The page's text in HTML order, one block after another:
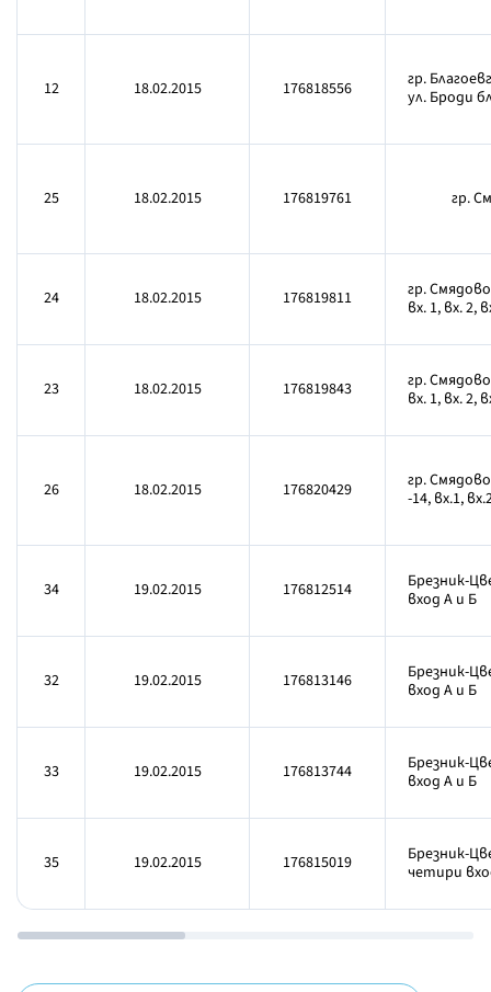
12 18.02.2015 176818556
гр.
ул. Броди
25 18.02.2015 176819761 гр.
24 18.02.2015 176819811
гр.
вх. 1, вх. 2,
23 18.02.2015 176819843
гр.
вх. 1, вх. 2,
26 18.02.2015 176820429
гр.
-14, вх.1,
34 19.02.2015 176812514
Брезник-
вход А и Б
32 19.02.2015 176813146
Брезник-
вход А и Б
33 19.02.2015 176813744
Брезник-
вход А и Б
35 19.02.2015 176815019
Брезник-
четири